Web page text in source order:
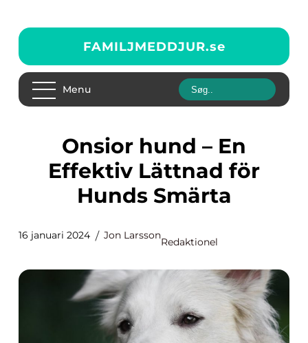
FAMILJMEDDJUR.se
Menu
Onsior hund – En
Effektiv Lättnad för
Hunds Smärta
16 januari 2024 Jon Larsson
Redaktionel